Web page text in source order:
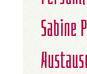
Sabine